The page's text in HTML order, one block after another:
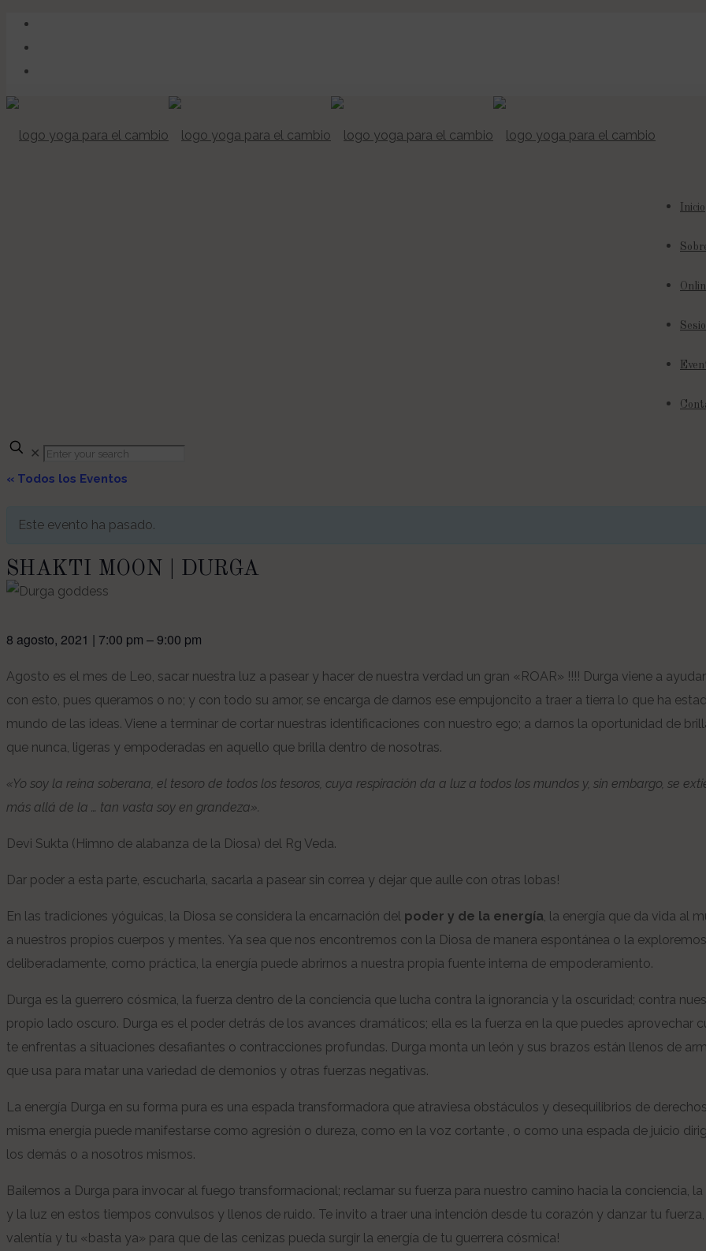
Inicio
✕
« Todos los Eventos
Este evento ha pasado.
SHAKTI MOON | DURGA
8 agosto, 2021 | 7:00 pm –9:00 pm
Agosto es el mes de Leo, sacar nuestra luz a pasear y hacer de nuestra verdad un gran «ROAR» !!!! Durga viene a
con esto, pues queramos o no; y con todo su amor, se encarga de darnos ese empujoncito a traer a tierra lo que ha
mundo de las ideas. Viene a terminar de cortar nuestras identificaciones con nuestro ego; a darnos la oportunidad de
que nunca, ligeras y empoderadas en aquello que brilla dentro de nosotras.
«Yo soy la reina soberana, el tesoro de todos los tesoros, cuya respiración da a luz a todos los mundos y, sin embargo, se
más allá de la … tan vasta soy en grandeza».
Devi Sukta (Himno de alabanza de la Diosa) del Rg Veda.
Dar poder a esta parte, escucharla, sacarla a pasear sin correa y dejar que aulle con otras lobas!
En las tradiciones yóguicas, la Diosa se considera la encarnación del poder y de la energía, la energía que da vida al
a nuestros propios cuerpos y mentes. Ya sea que nos encontremos con la Diosa de manera espontánea o la exploremos
deliberadamente, como práctica, la energía puede abrirnos a nuestra propia fuente interna de empoderamiento.
Durga es la guerrero cósmica, la fuerza dentro de la conciencia que lucha contra la ignorancia y la oscuridad; contra
propio lado oscuro. Durga es el poder detrás de los avances dramáticos; ella es la fuerza en la que puedes aprovechar
te enfrentas a situaciones desafiantes o contracciones profundas. Durga monta un león y sus brazos están llenos de
que usa para matar una variedad de demonios y otras fuerzas negativas.
La energía Durga en su forma pura es una espada transformadora que atraviesa obstáculos y desequilibrios de
misma energía puede manifestarse como agresión o dureza, como en la voz cortante , o como una espada de juicio
los demás o a nosotros mismos.
Bailemos a Durga para invocar al fuego transformacional; reclamar su fuerza para nuestro camino hacia la conciencia,
y la luz en estos tiempos convulsos y llenos de ruido. Te invito a traer una intención desde tu corazón y danzar tu
valentía y tu «basta ya» para que de las cenizas pueda surgir la energía de tu guerrera cósmica!